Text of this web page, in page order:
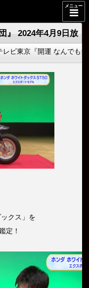
メニュー
』 2024年4月9日放
レビ東京『開運 なんでも
クス」を
定！